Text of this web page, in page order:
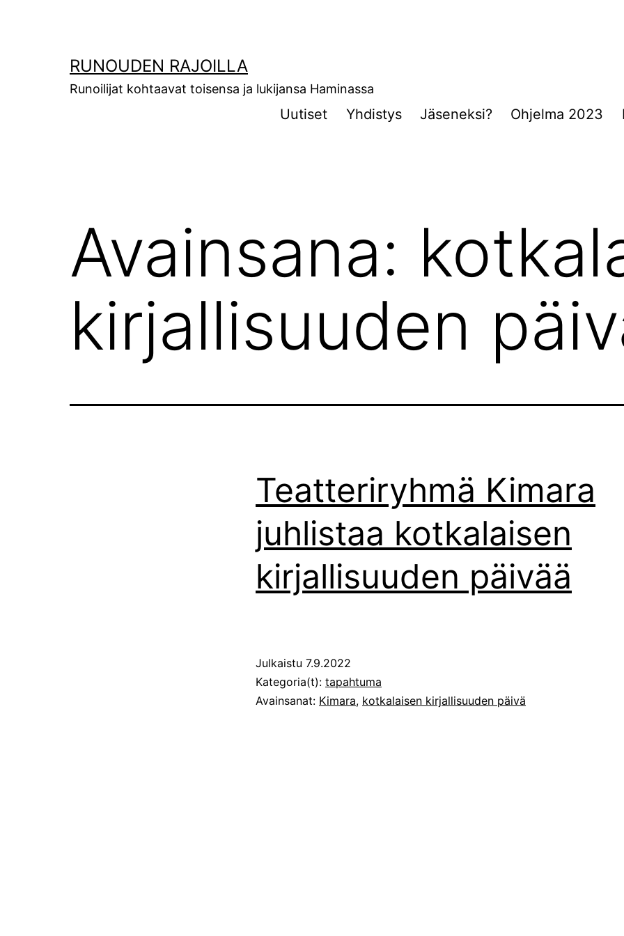
RUNOUDEN RAJOILLA
Runoilijat kohtaavat toisensa ja lukijansa Haminassa
Uutiset Yhdistys Jäseneksi? Ohjelma 2023
Avainsana:
kirjallisuuden
Teatteriryhmä Kimara
juhlistaa kotkalaisen
kirjallisuuden päivää
Julkaistu 7.9.2022
Kategoria(t): tapahtuma
Avainsanat: Kimara, kotkalaisen kirjallisuuden päivä